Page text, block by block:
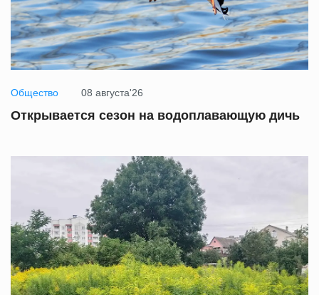
Общество 08 августа'26
Открывается сезон на водоплавающую дичь